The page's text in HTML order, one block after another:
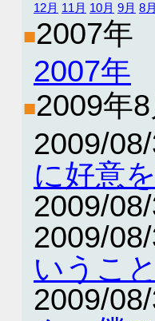
12月 11月 10月 9月 8月
■2007年
2007年
■2009年8
2009/
に好意
2009/
2009/
いうこ
2009/